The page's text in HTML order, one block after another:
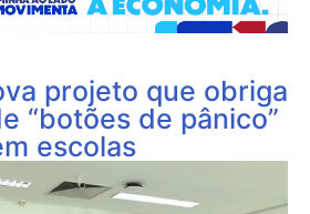
projeto que obriga
“botões de pânico”
escolas